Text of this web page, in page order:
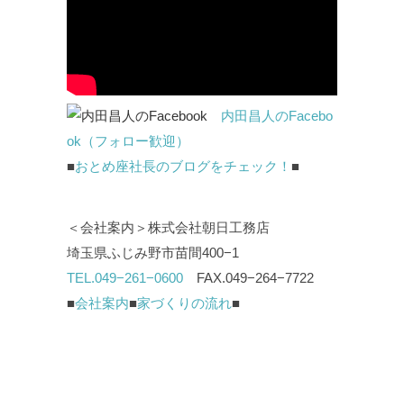
内田昌人のFacebo
ok（フォロー歓迎）
■おとめ座社長のブログをチェック！ ■
＜会社案内＞株式会社朝日工務店
埼玉県ふじみ野市苗間400−1
TEL.049−261−0600 FAX.049−264−7722
■会社案内■家づくりの流れ■